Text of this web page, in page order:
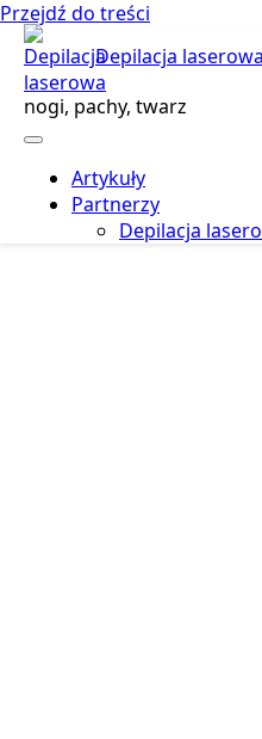
Przejdź do treści
Depilacja laserowa
nogi, pachy, twarz
Artykuły
Partnerzy
Depilacja